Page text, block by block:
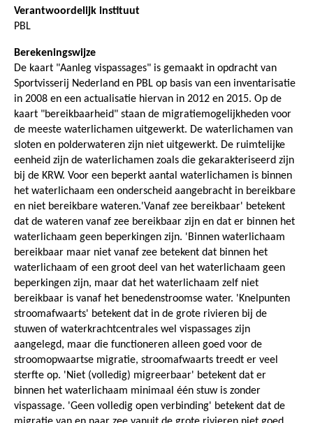
Verantwoordelijk instituut
PBL
Berekeningswijze
De kaart "Aanleg vispassages" is gemaakt in opdracht van
Sportvisserij Nederland en PBL op basis van een inventarisatie
in 2008 en een actualisatie hiervan in 2012 en 2015. Op de
kaart "bereikbaarheid" staan de migratiemogelijkheden voor
de meeste waterlichamen uitgewerkt. De waterlichamen van
sloten en polderwateren zijn niet uitgewerkt. De ruimtelijke
eenheid zijn de waterlichamen zoals die gekarakteriseerd zijn
bij de KRW. Voor een beperkt aantal waterlichamen is binnen
het waterlichaam een onderscheid aangebracht in bereikbare
en niet bereikbare wateren.'Vanaf zee bereikbaar' betekent
dat de wateren vanaf zee bereikbaar zijn en dat er binnen het
waterlichaam geen beperkingen zijn. 'Binnen waterlichaam
bereikbaar maar niet vanaf zee betekent dat binnen het
waterlichaam of een groot deel van het waterlichaam geen
beperkingen zijn, maar dat het waterlichaam zelf niet
bereikbaar is vanaf het benedenstroomse water. 'Knelpunten
stroomafwaarts' betekent dat in de grote rivieren bij de
stuwen of waterkrachtcentrales wel vispassages zijn
aangelegd, maar die functioneren alleen goed voor de
stroomopwaartse migratie, stroomafwaarts treedt er veel
sterfte op. 'Niet (volledig) migreerbaar' betekent dat er
binnen het waterlichaam minimaal één stuw is zonder
vispassage. 'Geen volledig open verbinding' betekent dat de